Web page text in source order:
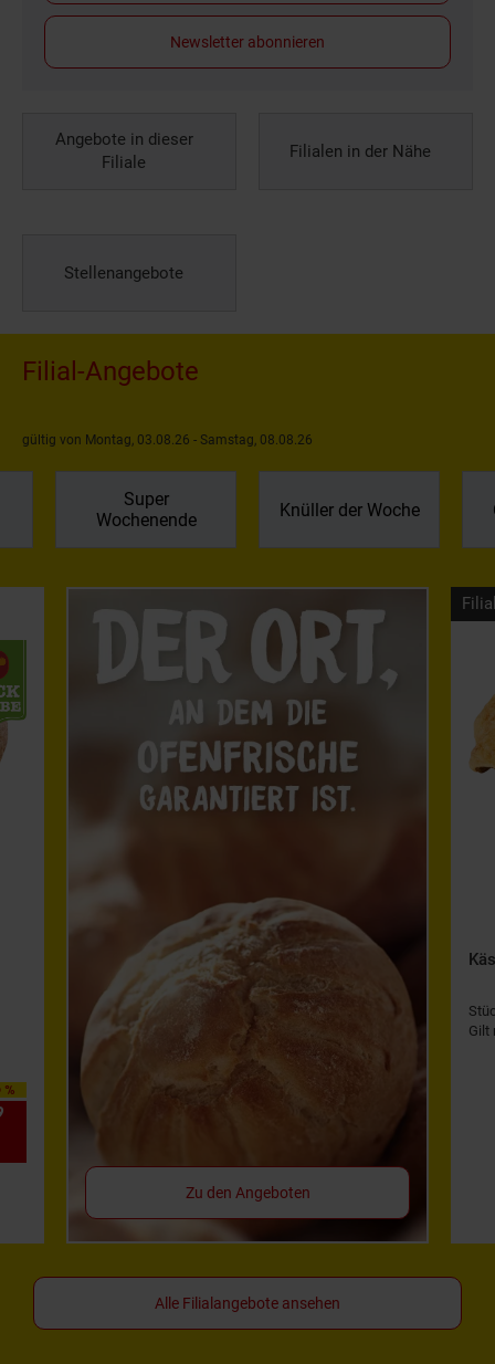
Newsletter abonnieren
Angebote in dieser
Filiale
Filialen in der Nähe
Stellenangebote
Filial-Angebote
gültig von Montag, 03.08.26 - Samstag, 08.08.26
Super
Wochenende
Knüller der Woche
%
Zu den Angeboten
Gilt
Alle Filialangebote ansehen